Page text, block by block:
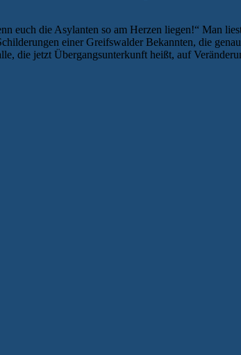
euch die Asylanten so am Herzen liegen!“ Man
einer Greifswalder Bekannten, die
die jetzt Übergangsunterkunft heißt, auf